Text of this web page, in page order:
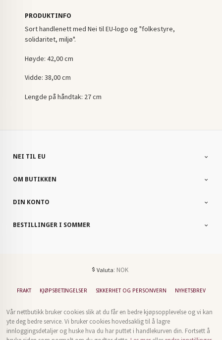
PRODUKTINFO
Sort handlenett med Nei til EU-logo og "folkestyre,
solidaritet, miljø".
Høyde: 42,00 cm
Vidde: 38,00 cm
Lengde på håndtak: 27 cm
NEI TIL EU
OM BUTIKKEN
DIN KONTO
BESTILLINGER I SOMMER
Valuta: NOK
FRAKT KJØPSBETINGELSER SIKKERHET OG PERSONVERN NYHETSBREV
Vår nettbutikk bruker cookies slik at du får en bedre kjøpsopplevelse og vi kan
yte deg bedre service. Vi bruker cookies hovedsaklig til å lagre
innloggingsdetaljer og huske hva du har puttet i handlekurven din. Fortsett å